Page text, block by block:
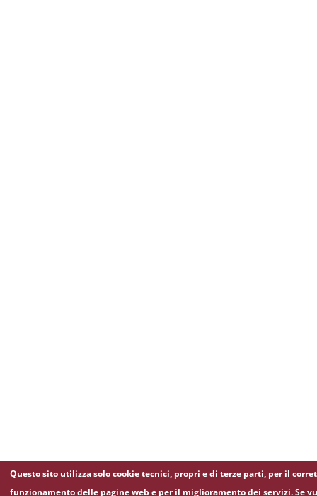
Questo sito utilizza solo cookie tecnici, propri e di terze parti, per il
funzionamento delle pagine web e per il miglioramento dei servizi. Se